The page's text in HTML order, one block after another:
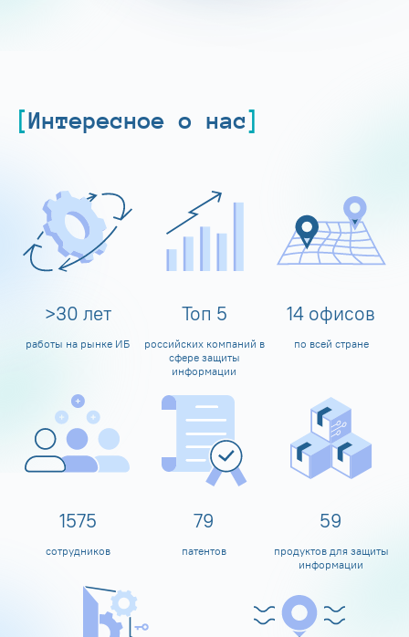
Интересное о нас
>30 лет
работы на рынке ИБ
Топ 5
российских компаний в
сфере защиты
информации
14 офисов
по всей стране
1600
сотрудников
80
патентов
60
продуктов для защиты
информации